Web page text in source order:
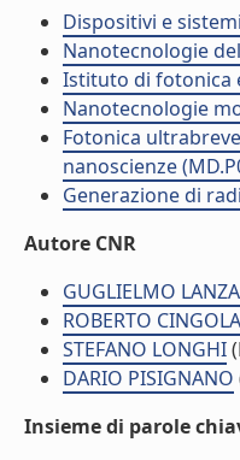
Dispositivi e
Nanotecnologie
Istituto di fotonica
Nanotecnologie
Fotonica
nanoscienze
Generazione di
Autore CNR
GUGLIELMO
ROBERTO
STEFANO LONGHI
DARIO PISIGNANO
Insieme di parole